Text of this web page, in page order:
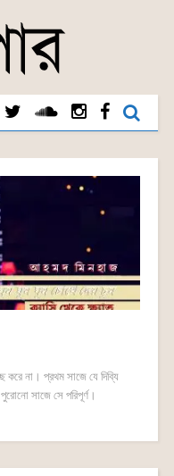
না। প্রথম সাজে যে দিব্যি
সাজে সে পরিপূর্ণ।